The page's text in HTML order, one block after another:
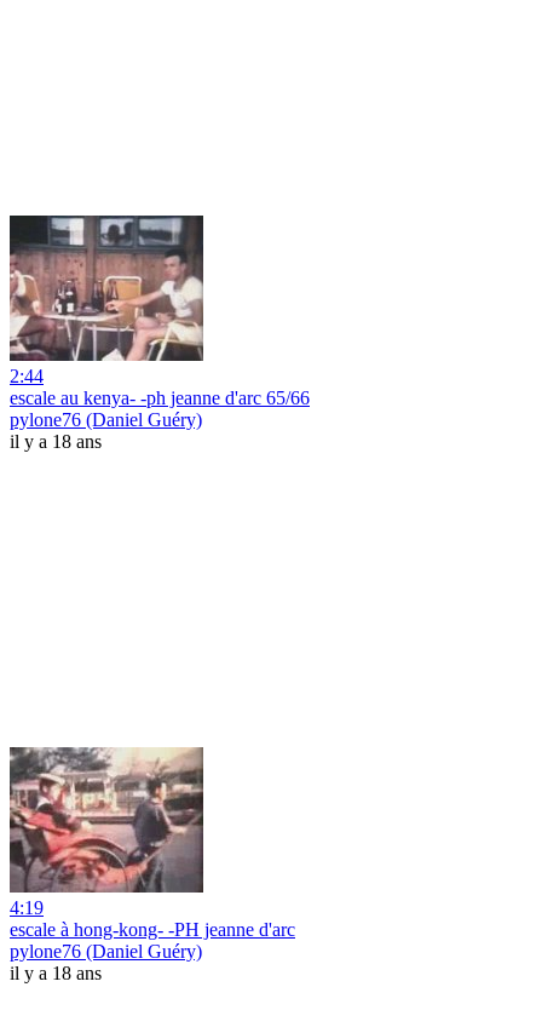
2:44
escale au kenya- -ph jeanne d'arc 65/66
pylone76 (Daniel Guéry)
il y a 18 ans
4:19
escale à hong-kong- -PH jeanne d'arc
pylone76 (Daniel Guéry)
il y a 18 ans